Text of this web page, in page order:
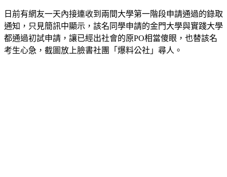
日前有網友一天內接連收到兩間大學第一階段申請通過的錄取
通知，只見簡訊中顯示，該名同學申請的金門大學與實踐大學
都通過初試申請，讓已經出社會的原PO相當傻眼，也替該名
考生心急，截圖放上臉書社團「爆料公社」尋人。